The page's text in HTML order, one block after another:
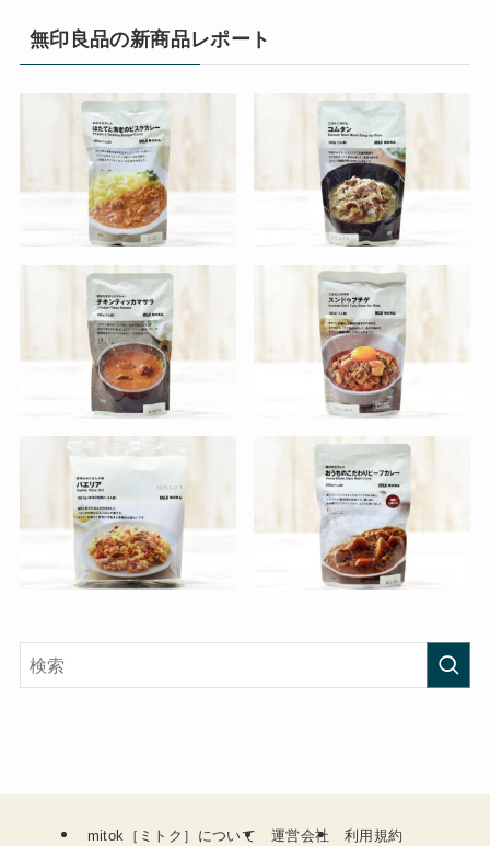
無印良品の新商品レポート
mitok［ミトク］について 運営会社 利用規約